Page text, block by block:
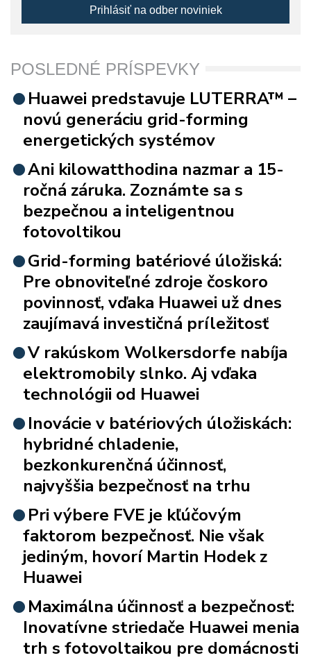
Prihlásiť na odber noviniek
POSLEDNÉ PRÍSPEVKY
Huawei predstavuje LUTERRA™ –
novú generáciu grid-forming
energetických systémov
Ani kilowatthodina nazmar a 15-
ročná záruka. Zoznámte sa s
bezpečnou a inteligentnou
fotovoltikou
Grid-forming batériové úložiská:
Pre obnoviteľné zdroje čoskoro
povinnosť, vďaka Huawei už dnes
zaujímavá investičná príležitosť
V rakúskom Wolkersdorfe nabíja
elektromobily slnko. Aj vďaka
technológii od Huawei
Inovácie v batériových úložiskách:
hybridné chladenie,
bezkonkurenčná účinnosť,
najvyššia bezpečnosť na trhu
Pri výbere FVE je kľúčovým
faktorom bezpečnosť. Nie však
jediným, hovorí Martin Hodek z
Huawei
Maximálna účinnosť a bezpečnosť:
Inovatívne striedače Huawei menia
trh s fotovoltaikou pre domácnosti